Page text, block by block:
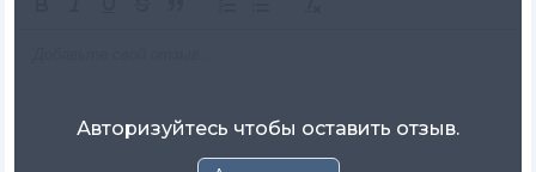
Авторизуйтесь чтобы оставить отзыв.